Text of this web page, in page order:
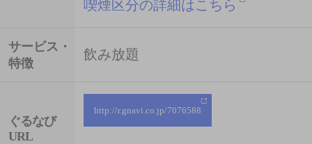
喫煙区分の詳細はこちら
サービス・
特徴
飲み放題
ぐるなび
URL
http://r.gnavi.co.jp/7076588